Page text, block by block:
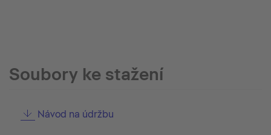
Soubory ke stažení
Návod na údržbu